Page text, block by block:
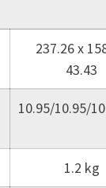
237.26 x
43.43
10.95/10.95/
1.2 kg